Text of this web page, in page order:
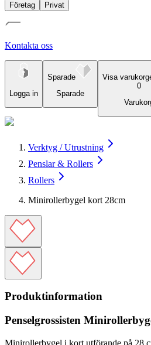
Företag Privat
Kontakta oss
Logga in
Sparade
Sparade
Visa
0
Verktyg / Utrustning
Penslar & Rollers
Rollers
Minirollerbygel kort 28cm
Produktinformation
Penselgrossisten
Minirollerbygel i kort utförande på 28